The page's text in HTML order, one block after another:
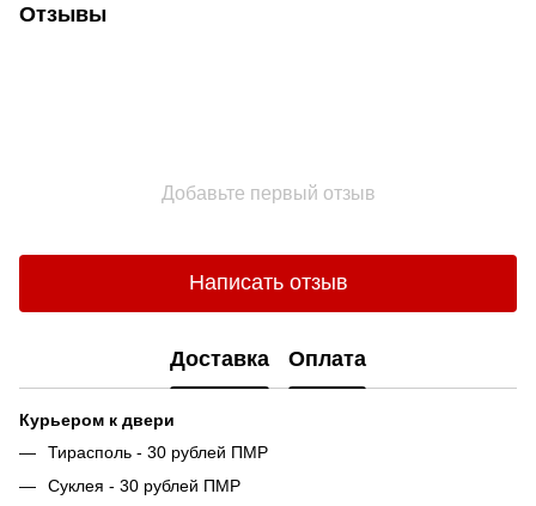
Отзывы
Добавьте первый отзыв
Написать отзыв
Доставка Оплата
Курьером к двери
Тирасполь - 30 рублей ПМР
Суклея - 30 рублей ПМР